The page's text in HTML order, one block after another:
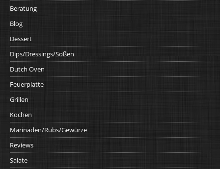
Beratung
Blog
Dessert
Dips/Dressings/Soßen
Dutch Oven
Feuerplatte
Grillen
Kochen
Marinaden/Rubs/Gewürze
Reviews
Salate